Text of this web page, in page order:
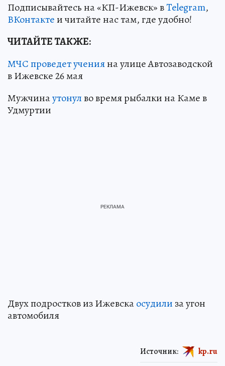
Подписывайтесь на «КП-Ижевск» вTelegram,
ВКонтактеи читайте нас там, где удобно!
ЧИТАЙТЕ ТАКЖЕ:
МЧС проведет ученияна улице Автозаводской
в Ижевске 26 мая
Мужчинаутонулво время рыбалки на Каме в
Удмуртии
Двух подростков из Ижевскаосудили за угон
автомобиля
Источник: kp.ru